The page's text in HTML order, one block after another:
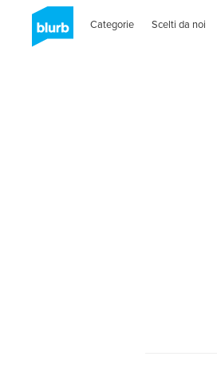
Categorie Scelti da noi